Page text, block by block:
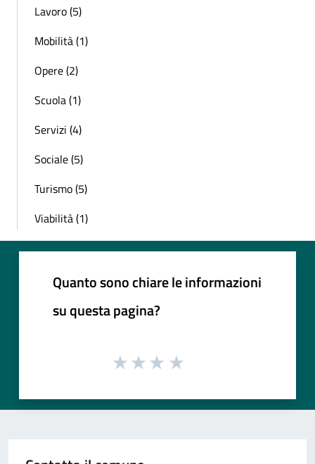
Lavoro (5)
Mobilità (1)
Opere (2)
Scuola (1)
Servizi (4)
Sociale (5)
Turismo (5)
Viabilità (1)
Quanto sono chiare le informazioni
su questa pagina?